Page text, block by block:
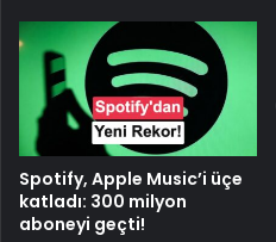
Spotify, Apple Music’i üçe
katladı: 300 milyon
aboneyi geçti!